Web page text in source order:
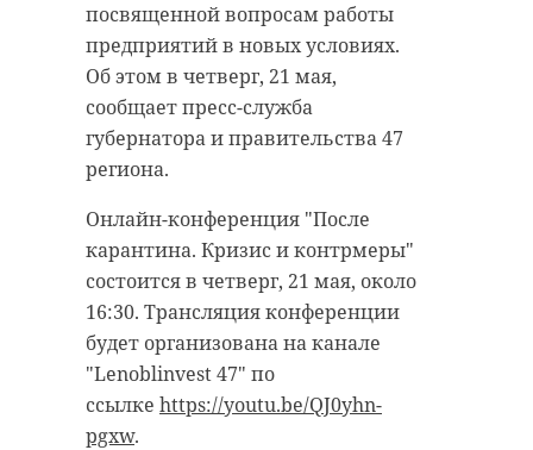
посвященной вопросам работы
предприятий в новых условиях.
Об этом в четверг, 21 мая,
сообщает пресс-служба
губернатора и правительства 47
региона.
Онлайн-конференция "После
карантина. Кризис и контрмеры"
состоится в четверг, 21 мая, около
16:30. Трансляция конференции
будет организована на канале
"Lenoblinvest 47" по
ссылке https://youtu.be/QJ0yhn-
pgxw.
Подписывайтесь на нас в
Сейчас расчищают рамы, снимают
старый слой краски.
Реставрируют уникальные
витражи в морском стиле.
Впереди шпаклевка дома,
утепление пенькой,
антибиологическая и
противопожарная обработка.
Подписывайтесь на нас в
Руслан Семенченко мечтает,
чтобы историки-профессионалы
больше узнали о жизни Анны. В
этом году бельгийские архивы
рассекретят документы 100-
летней давности и, может тогда,
удастся узнать, какой была жизнь
Анны Беквор и других бельгийцев